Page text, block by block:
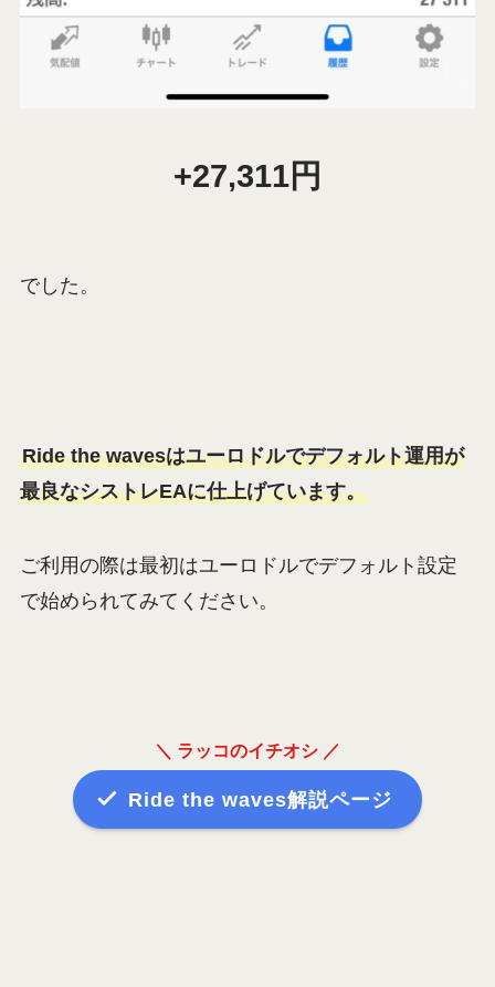
+27,311円
でした。
Ride the wavesはユーロドルでデフォルト運用が
最良なシストレEAに仕上げています。
ご利用の際は最初はユーロドルでデフォルト設定
で始められてみてください。
＼ ラッコのイチオシ ／
Ride the waves解説ページ